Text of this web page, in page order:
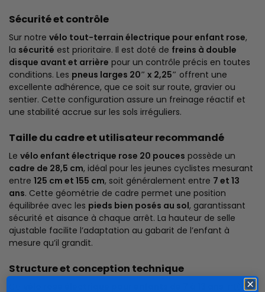
Sécurité et contrôle
Sur notre vélo tout-terrain électrique pour enfant rose,
la sécurité est prioritaire. Il est doté de freins à double
disque avant et arrière pour un contrôle précis en toutes
conditions. Les pneus larges 20″ x 2,25″ offrent une
excellente adhérence, que ce soit sur route, gravier ou
sentier. Cette configuration assure un freinage réactif et
une stabilité accrue sur les sols irréguliers.
Taille du cadre et utilisateur recommandé
Le vélo enfant électrique rose 20 pouces possède un
cadre de 28,5 cm, idéal pour les jeunes cyclistes mesurant
entre 125 cm et 155 cm, soit généralement entre 7 et 13
ans. Cette géométrie de cadre permet une position
équilibrée avec les pieds bien posés au sol, garantissant
sécurité et aisance à chaque arrêt. La hauteur de selle
ajustable facilite l’adaptation au gabarit de l’enfant à
mesure qu’il grandit.
Structure et conception technique
intègre